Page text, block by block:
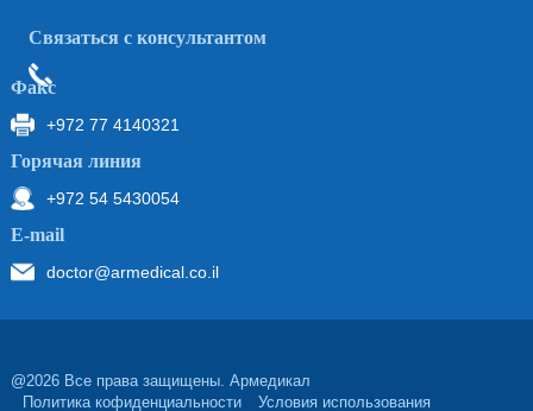
Связаться с консультантом
Факс
+972 77 4140321
Горячая линия
+972 54 5430054
Е-mail
doctor@armedical.co.il
@2026 Все права защищены. Армедикал
Политика кофиденциальности
Условия использования